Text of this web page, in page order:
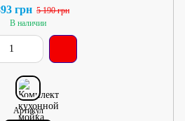
ESG031GRA
грн 5 190 грн
В наличии
Артикул